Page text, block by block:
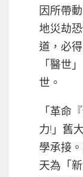
因所帶
地災劫
道，必
「醫世
世。
「革命
力!」舊
學承接
天為「